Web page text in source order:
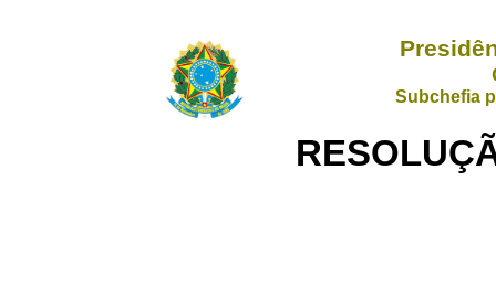
Subchefia